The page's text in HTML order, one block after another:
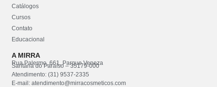
Catálogos
Cursos
Contato
Educacional
A MIRRA
Rua Palermo, 661, Parque Veneza
Santana do Paraíso – 35179-000
Atendimento: (31) 9537-2335
E-mail: atendimento@mirracosmeticos.com